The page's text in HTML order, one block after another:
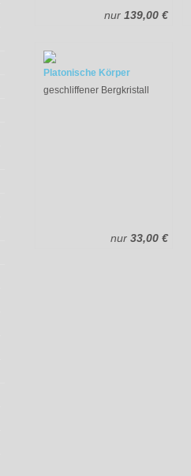
nur 139,00 €
Platonische Körper
nur 33,00 €
geschliffener Bergkristall